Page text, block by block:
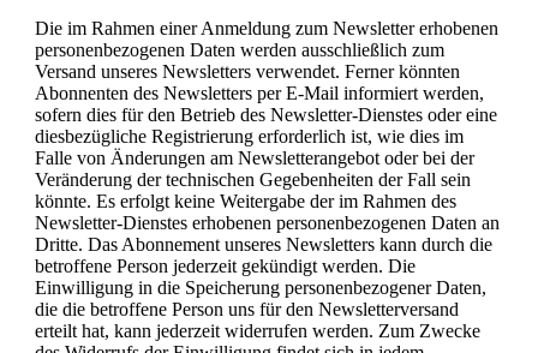
Die im Rahmen einer Anmeldung zum Newsletter erhobenen
personenbezogenen Daten werden ausschließlich zum
Versand unseres Newsletters verwendet. Ferner könnten
Abonnenten des Newsletters per E-Mail informiert werden,
sofern dies für den Betrieb des Newsletter-Dienstes oder eine
diesbezügliche Registrierung erforderlich ist, wie dies im
Falle von Änderungen am Newsletterangebot oder bei der
Veränderung der technischen Gegebenheiten der Fall sein
könnte. Es erfolgt keine Weitergabe der im Rahmen des
Newsletter-Dienstes erhobenen personenbezogenen Daten an
Dritte. Das Abonnement unseres Newsletters kann durch die
betroffene Person jederzeit gekündigt werden. Die
Einwilligung in die Speicherung personenbezogener Daten,
die die betroffene Person uns für den Newsletterversand
erteilt hat, kann jederzeit widerrufen werden. Zum Zwecke